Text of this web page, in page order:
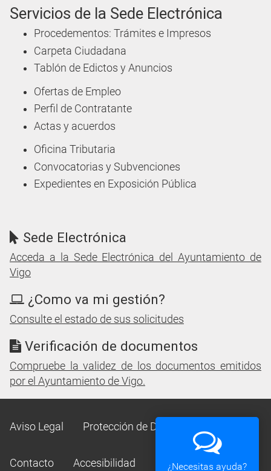
Servicios de la Sede Electrónica
Procedementos: Trámites e Impresos
Carpeta Ciudadana
Tablón de Edictos y Anuncios
Ofertas de Empleo
Perfil de Contratante
Actas y acuerdos
Oficina Tributaria
Convocatorias y Subvenciones
Expedientes en Exposición Pública
Sede Electrónica
Acceda a la Sede Electrónica del Ayuntamiento de
Vigo
¿Como va mi gestión?
Consulte el estado de sus solicitudes
Verificación de documentos
Compruebe la validez de los documentos emitidos
por el Ayuntamiento de Vigo.
Aviso Legal Protección de Datos
Contacto Accesibilidad ¿Necesitas ayuda?